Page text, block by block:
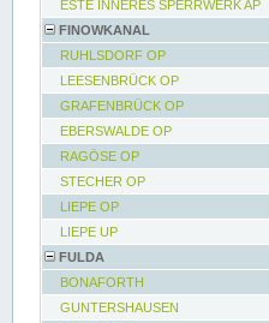
ESTE INNERES SPERRWERK AP
FINOWKANAL
RUHLSDORF OP
LEESENBRÜCK OP
GRAFENBRÜCK OP
EBERSWALDE OP
RAGÖSE OP
STECHER OP
LIEPE OP
LIEPE UP
FULDA
BONAFORTH
GUNTERSHAUSEN